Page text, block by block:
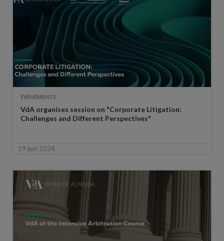
ÉVÈNEMENTS
VdA organises session on "Corporate Litigation:
Challenges and Different Perspectives"
19 juin 2024